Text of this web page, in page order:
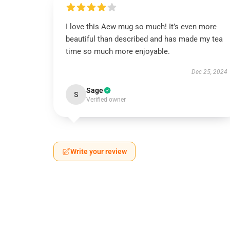
I love this Aew mug so much! It’s even more
beautiful than described and has made my tea
time so much more enjoyable.
Dec 25, 2024
S Sage
Verified owner
Write your review